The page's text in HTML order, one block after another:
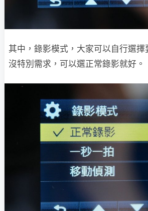
其中，錄影模式，大家可以自行選
沒特別需求，可以選正常錄影就好。